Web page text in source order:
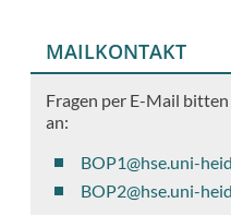
MAILKONTAKT
Fragen per E-Mail
an:
BOP1@hse.uni-
BOP2@hse.uni-